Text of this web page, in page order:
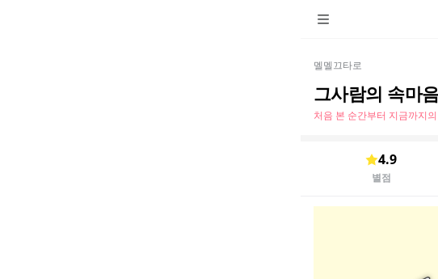
멜멜끄타로
그사람의 속마
처음 본 순간부터 지금까지
4.9
별점